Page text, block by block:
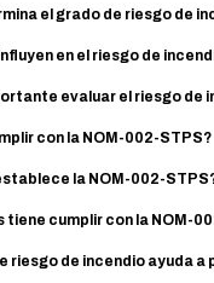
el grado de riesgo de
en el riesgo de
evaluar el riesgo de
con la NOM-002-STPS?
la NOM-002-
tiene cumplir con la NOM-
riesgo de incendio ayuda a